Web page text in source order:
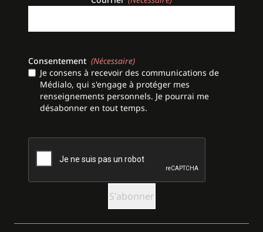
Consentement (Nécessaire)
Je consens à recevoir des communications de
Médialo, qui s'engage à protéger mes
renseignements personnels. Je pourrai me
désabonner en tout temps.
CAPTCHA